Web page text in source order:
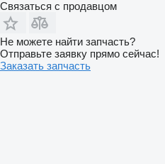
Связаться с продавцом
Не можете найти запчасть?
Отправьте заявку прямо сейчас!
Заказать запчасть